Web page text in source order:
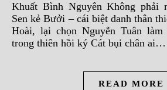
Khuất Bình Nguyên Không phải ngẫu nhiên mà cậu
Sen kẻ Bưởi – cái biệt danh thân
Hoài, lại chọn Nguyễn Tuân
trong thiên hồi ký Cát bụi chân ai…
READ MORE